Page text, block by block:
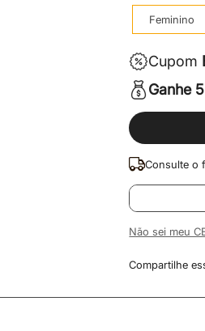
Feminino
Cupom
Ganhe
Não sei meu